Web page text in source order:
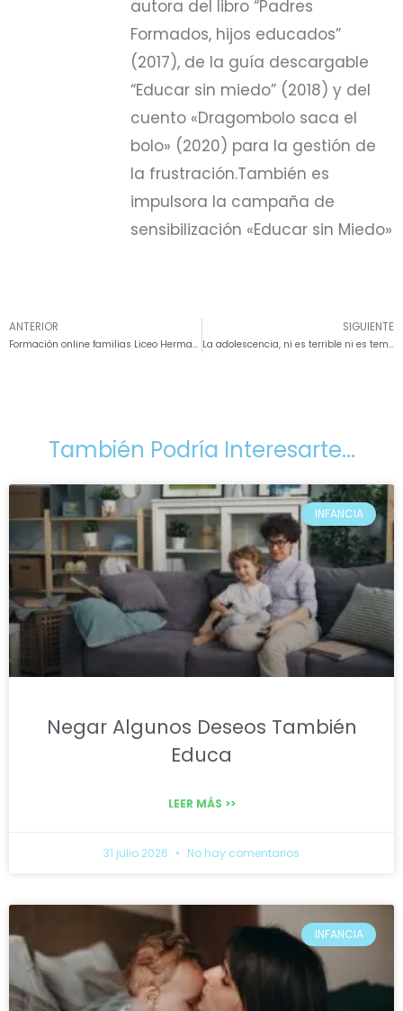
autora del libro “Padres
Formados, hijos educados”
(2017), de la guía descargable
“Educar sin miedo” (2018) y del
cuento «Dragombolo saca el
bolo» (2020) para la gestión de
la frustración.También es
impulsora la campaña de
sensibilización «Educar sin Miedo»
ANTERIOR
Formación online familias Liceo Hermano Miguel La Salle Colombia
SIGUIENTE
La adolescencia, ni es terrible ni es temible, es increíble
También Podría Interesarte...
INFANCIA
Negar Algunos Deseos También
Educa
LEER MÁS >>
31 julio 2026 No hay comentarios
INFANCIA